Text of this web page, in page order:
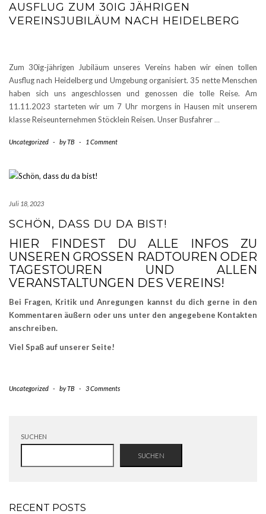
AUSFLUG ZUM 30IG JÄHRIGEN
VEREINSJUBILÄUM NACH HEIDELBERG
Zum 30ig-jährigen Jubiläum unseres Vereins haben wir einen tollen
Ausflug nach Heidelberg und Umgebung organisiert. 35 nette Menschen
haben sich uns angeschlossen und genossen die tolle Reise. Am
11.11.2023 starteten wir um 7 Uhr morgens in Hausen mit unserem
klasse Reiseunternehmen Stöcklein Reisen. Unser Busfahrer …
Uncategorized - byTB - 1 Comment
Juli 18, 2023
SCHÖN, DASS DU DA BIST!
HIER FINDEST DU ALLE INFOS ZU
UNSEREN GROSSEN RADTOUREN ODER T
AGESTOUREN UND ALLEN V
ERANSTALTUNGEN DES VEREINS!
Bei Fragen, Kritik und Anregungen kannst du dich gerne in den
Kommentaren äußern oder uns unter den angegebene Kontakten
anschreiben.
Viel Spaß auf unserer Seite!
Uncategorized - byTB - 3 Comments
SUCHEN
SUCHEN
RECENT POSTS